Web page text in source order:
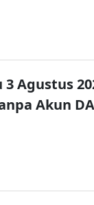
Agustus
Akun